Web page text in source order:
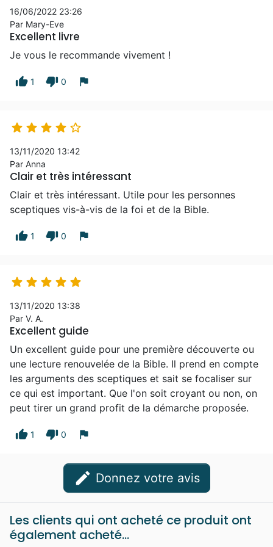
16/06/2022 23:26
Par Mary-Eve
Excellent livre
Je vous le recommande vivement !
thumb_up 1 thumb_down 0 flag
    
13/11/2020 13:42
Par Anna
Clair et très intéressant
Clair et très intéressant. Utile pour les personnes
sceptiques vis-à-vis de la foi et de la Bible.
thumb_up 1 thumb_down 0 flag
    
13/11/2020 13:38
Par V. A.
Excellent guide
Un excellent guide pour une première découverte ou
une lecture renouvelée de la Bible. Il prend en compte
les arguments des sceptiques et sait se focaliser sur
ce qui est important. Que l'on soit croyant ou non, on
peut tirer un grand profit de la démarche proposée.
thumb_up 1 thumb_down 0 flag
edit Donnez votre avis
Les clients qui ont acheté ce produit ont
également acheté...